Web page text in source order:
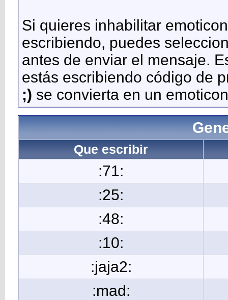
Si quieres inhabilitar
escribiendo, puedes
antes de enviar el mensaje.
estás escribiendo código de
;) se convierta en un
Que escribir
:71:
:25:
:48:
:10:
:jaja2:
:mad: